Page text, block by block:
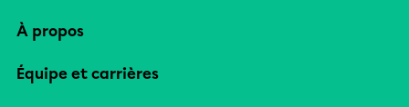
À propos
Équipe et carrières